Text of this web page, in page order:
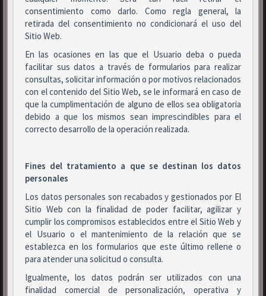
consentimiento como darlo. Como regla general, la
retirada del consentimiento no condicionará el uso del
Sitio Web.
En las ocasiones en las que el Usuario deba o pueda
facilitar sus datos a través de formularios para realizar
consultas, solicitar información o por motivos relacionados
con el contenido del Sitio Web, se le informará en caso de
que la cumplimentación de alguno de ellos sea obligatoria
debido a que los mismos sean imprescindibles para el
correcto desarrollo de la operación realizada.
Fines del tratamiento a que se destinan los datos
personales
Los datos personales son recabados y gestionados por El
Sitio Web con la finalidad de poder facilitar, agilizar y
cumplir los compromisos establecidos entre el Sitio Web y
el Usuario o el mantenimiento de la relación que se
establezca en los formularios que este último rellene o
para atender una solicitud o consulta.
Igualmente, los datos podrán ser utilizados con una
finalidad comercial de personalización, operativa y